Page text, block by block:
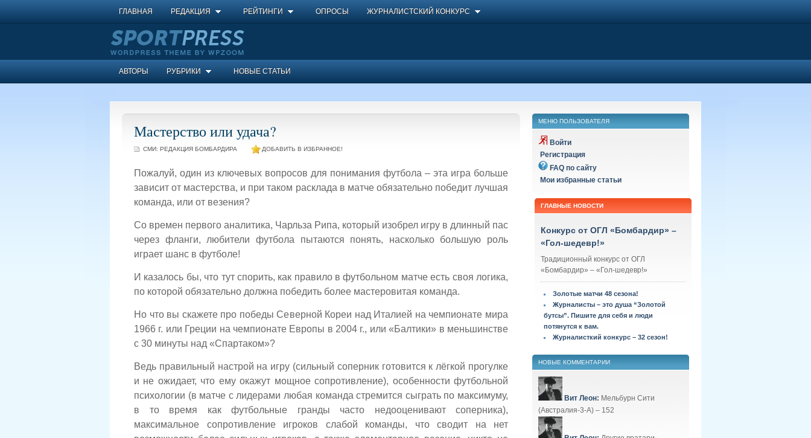
ГЛАВНАЯ РЕДАКЦИЯ РЕЙТИНГИ ОПРОСЫ ЖУРНАЛИСТСКИЙ КОНКУРС
АВТОРЫ РУБРИКИ НОВЫЕ СТАТЬИ
Мастерство или удача?
СМИ: РЕДАКЦИЯ БОМБАРДИРА ДОБАВИТЬ В ИЗБРАННОЕ!
Пожалуй, один из ключевых вопросов для понимания футбола – эта игра больше
зависит от мастерства, и при таком расклада в матче обязательно победит лучшая
команда, или от везения?
Со времен первого аналитика, Чарльза Рипа, который изобрел игру в длинный пас
через фланги, любители футбола пытаются понять, насколько большую роль
играет шанс в футболе!
И казалось бы, что тут спорить, как правило в футбольном матче есть своя логика,
по которой обязательно должна победить более мастеровитая команда.
Но что вы скажете про победы Северной Кореи над Италией на чемпионате мира
1966 г. или Греции на чемпионате Европы в 2004 г., или «Балтики» в меньшинстве
с 30 минуты над «Спартаком»?
Ведь правильный настрой на игру (сильный соперник готовится к лёгкой прогулке
и не ожидает, что ему окажут мощное сопротивление), особенности футбольной
психологии (в матче с лидерами любая команда стремится сыграть по максимуму,
в то время как футбольные гранды часто недооценивают соперника),
максимальное сопротивление игроков слабой команды, что сводит на нет
МЕНЮ ПОЛЬЗОВАТЕЛЯ
Войти
Регистрация
FAQ по сайту
Мои избранные статьи
ГЛАВНЫЕ НОВОСТИ
Конкурс от ОГЛ «Бомбардир» –
«Гол-шедевр!»
Традиционный конкурс от ОГЛ
«Бомбардир» – «Гол-шедевр!»
Золотые матчи 48 сезона!
Журналисты – это душа “Золотой
бутсы”. Пишите для себя и люди
потянутся к вам.
Журналисткий конкурс – 32 сезон!
НОВЫЕ КОММЕНТАРИИ
Вит Леон: Мельбурн Сити
(Австралия-3-А) – 152